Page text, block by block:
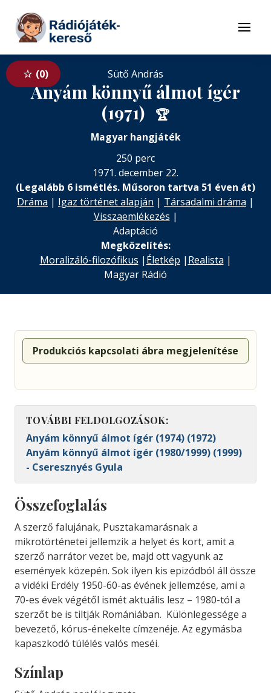
Tovább a tartalomhoz
Menü
0 Sütő András
Anyám könnyű álmot ígér
(1971)
🏆
Magyar hangjáték
250 perc
1971. december 22.
(Legalább 6 ismétlés. Műsoron tartva 51 éven át)
Dráma | Igaz történet alapján | Társadalmi dráma |
Visszaemlékezés |
Adaptáció
Megközelítés:
Moralizáló-filozófikus | Életkép | Realista |
Magyar Rádió
Produkciós kapcsolati ábra megjelenítése
TOVÁBBI FELDOLGOZÁSOK:
Anyám könnyű álmot ígér (1974) (1972)
Anyám könnyű álmot ígér (1980/1999) (1999)
- Cseresznyés Gyula
Összefoglalás
A szerző falujának, Pusztakamarásnak a
mikrotörténetei jellemzik a helyet és kort, amit a
szerző narrátor vezet be, majd ott vagyunk az
események közepén. Sok ilyen kis epizódból áll össze
a vidéki Erdély 1950-60-as évének jellemzése, ami a
70-es évek végétől ismét aktuális lesz – 1980-tól a
szerzőt be is tiltják Romániában. Különlegessége a
bevezető, kórus-énekelte címzenéje. Az egymásba
kapaszkodó túlélés valós meséi.
Színlap